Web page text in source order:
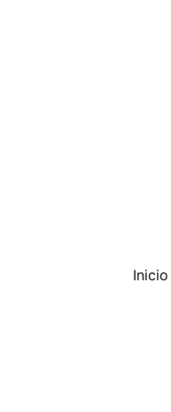
Inicio